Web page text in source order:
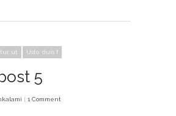
ut Usto. duis f
5
1 Comment